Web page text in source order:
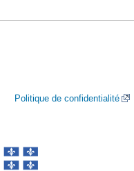
Politique de confidentialité